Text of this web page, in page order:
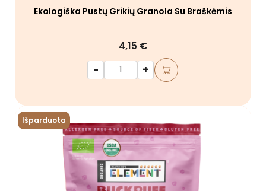
Ekologiška Pustų Grikių Granola Su Braškėmis
4,15 €
-
+
Išparduota